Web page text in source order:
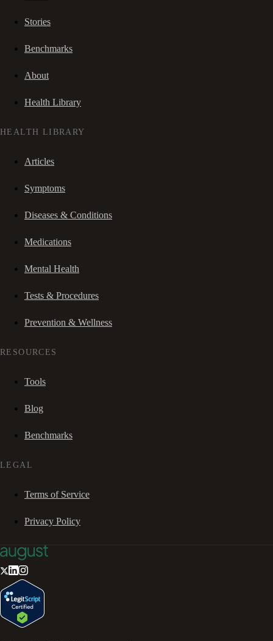
Stories
Benchmarks
About
Health Library
HEALTH LIBRARY
Articles
Symptoms
Diseases & Conditions
Medications
Mental Health
Tests & Procedures
Prevention & Wellness
RESOURCES
Tools
Blog
Benchmarks
LEGAL
Terms of Service
Privacy Policy